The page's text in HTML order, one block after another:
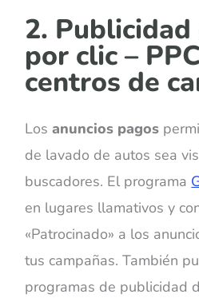
2.
por clic –
centros de
Los anuncios pagos
de lavado de autos sea
buscadores. El programa
en lugares llamativos y
«Patrocinado» a los
tus campañas. También
programas de publicidad